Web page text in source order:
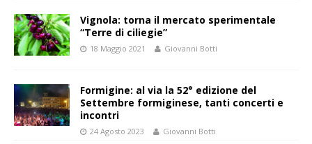
Vignola: torna il mercato sperimentale
“Terre di ciliegie”
18 Maggio 2021 Giovanni Botti
Formigine: al via la 52° edizione del
Settembre formiginese, tanti concerti e
incontri
24 Agosto 2023 Giovanni Botti